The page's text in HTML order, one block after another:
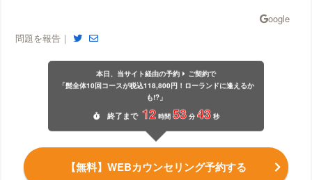
問題を報告｜
本日、当サイト経由の予約
ご契約で
「髭全体10回コースが税込118,800円！ローランドに逢えるか
も!?」
終了 まで 12 時間 53 分 43 秒
【無料】WEBカウンセリング予約する